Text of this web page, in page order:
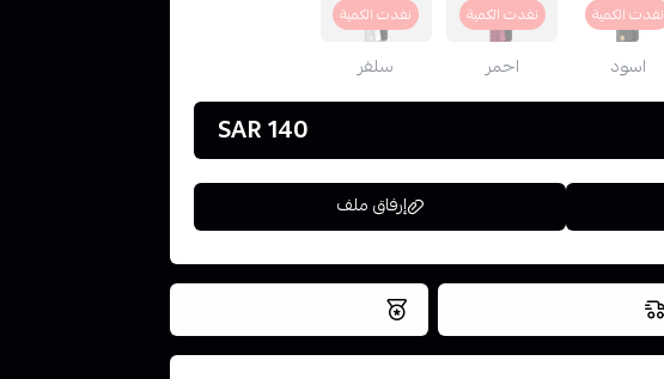
نفدت الكمية
اسود
نفدت الكمية
احمر
نفدت الكمية
سلفر
140 SAR
إرفاق ملف
اسحب و افلت الملف هنا
استعراض
نتميز بلجودة والتخزين الامن